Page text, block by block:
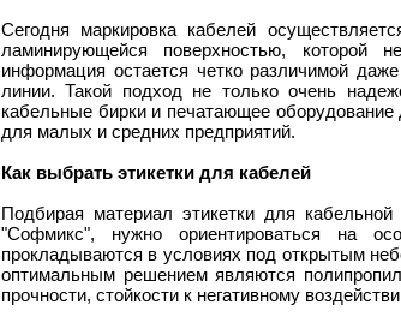
Сегодня маркировка кабелей
ламинирующейся поверхностью, которой
информация остается четко различимой
линии. Такой подход не только очень
кабельные бирки и печатающее
для малых и средних предприятий.
Как выбрать этикетки для кабелей
Подбирая материал этикетки для кабельной
"Софмикс", нужно ориентироваться на
прокладываются в условиях под открытым
оптимальным решением являются
прочности, стойкости к негативному